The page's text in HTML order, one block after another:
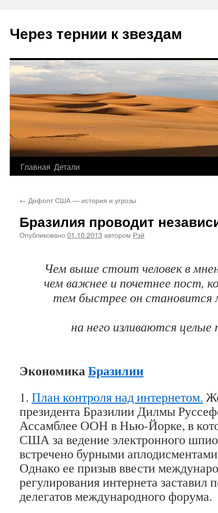
Через тернии к звездам
Перейти
содержимому
Главная Детали
← Дефолт США — история и угрозы
Бразилия проводит
Опубликовано 01.10.2013 автором Рэй
Чем выше стоит человек в
чем важнее и почетнее пост,
тем быстрее он становится
на него изливаются целые
ЭкономикаБразилии
1. План контроля над интернетом.
президента Бразилии Дилмы
Ассамблее ООН в Нью-Йорке, в
США за ведение электронного
встречено бурными
Однако ее призыв ввести
регулирования интернета заставил
делегатов международного форума.